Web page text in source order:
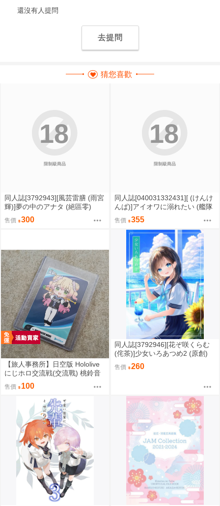
還沒有人提問
去提問
猜您喜歡
限制級商品
18
同人誌[3792943][風芸雷膳 (雨宮
輝)]夢の中のアナタ (絕區零)
售價 300
限制級商品
18
同人誌[040031332431][ (けんけ
んぱ)]アイオワに溺れたい (艦隊
收藏)アイオワ
售價 355
【旅人事務所】日空版 Hololive
にじホロ交流戦(交流戰) 桃鈴音
音 桃鈴ねね 收藏卡 (贈:夾套)
售價 100
同人誌[3792946][花ぞ咲くらむ
(侘茶)]少女いろあつめ2 (原創)
售價 260